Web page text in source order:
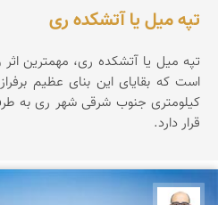
تپه میل یا آتشکده ری
تپه ميل يا آتشكده ری، مهمترين اثر
كيلومتری جنوب شرقی شهر ری به
قرار دارد.